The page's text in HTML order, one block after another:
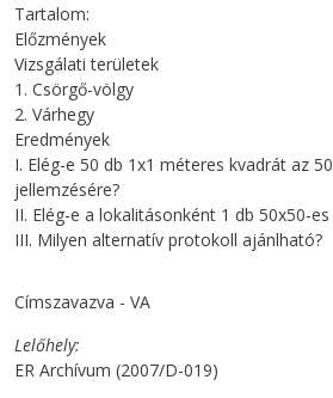
Tartalom:
Előzmények
Vizsgálati területek
1. Csörgő-völgy
2. Várhegy
Eredmények
I. Elég-e 50 db 1x1 méteres kvadrát az
jellemzésére?
II. Elég-e a lokalitásonként 1 db 50x50-
III. Milyen alternatív protokoll ajánlható?
Címszavazva - VA
Lelőhely
ER Archívum (2007/D-019)